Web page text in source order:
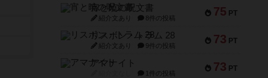
75 PT
宵と暁の呪文書
紹介文あり 8件の投稿
73 PT
リスボン・トラム 28
紹介文あり 9件の投稿
73 PT
アマナイト
1件の投稿